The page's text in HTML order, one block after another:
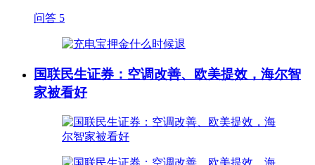
问答 5
国联民生证券：空调改善、欧美提效，海尔智
家被看好